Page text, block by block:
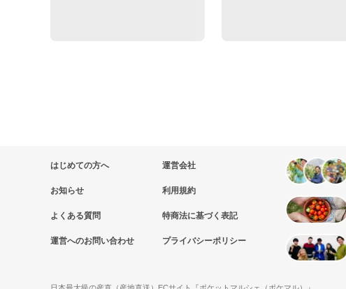
はじめての方へ
お知らせ
よくある質問
運営へのお問い合わせ
運営会社
利用規約
特商法に基づく表記
プライバシーポリシー